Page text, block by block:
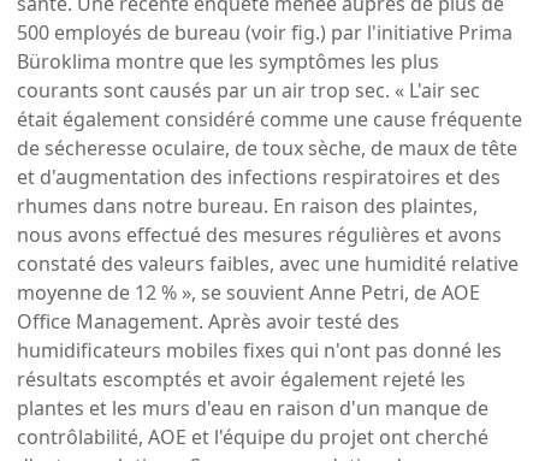
500 employés de bureau (voir fig.) par l'initiative Prima
Büroklima montre que les symptômes les plus
courants sont causés par un air trop sec. « L'air sec
était également considéré comme une cause fréquente
de sécheresse oculaire, de toux sèche, de maux de tête
et d'augmentation des infections respiratoires et des
rhumes dans notre bureau. En raison des plaintes,
nous avons effectué des mesures régulières et avons
constaté des valeurs faibles, avec une humidité relative
moyenne de 12 % », se souvient Anne Petri, de AOE
Office Management. Après avoir testé des
humidificateurs mobiles fixes qui n'ont pas donné les
résultats escomptés et avoir également rejeté les
plantes et les murs d'eau en raison d'un manque de
contrôlabilité, AOE et l'équipe du projet ont cherché